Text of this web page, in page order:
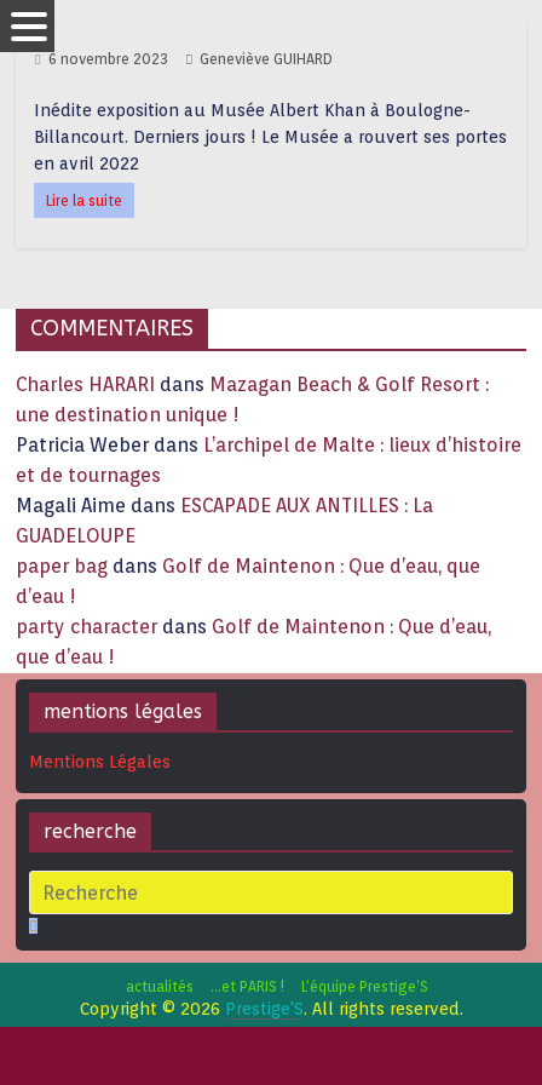
6 novembre 2023 Geneviève GUIHARD
Inédite exposition au Musée Albert Khan à Boulogne-
Billancourt. Derniers jours ! Le Musée a rouvert ses portes
en avril 2022
Lire la suite
COMMENTAIRES
Charles HARARI dans Mazagan Beach & Golf Resort :
une destination unique !
Patricia Weber dans L’archipel de Malte : lieux d’histoire
et de tournages
Magali Aime dans ESCAPADE AUX ANTILLES : La
GUADELOUPE
paper bag dans Golf de Maintenon : Que d’eau, que
d’eau !
party character dans Golf de Maintenon : Que d’eau,
que d’eau !
mentions légales
Mentions Légales
recherche
actualités …et PARIS ! L’équipe Prestige’S
Copyright © 2026 Prestige'S. All rights reserved.